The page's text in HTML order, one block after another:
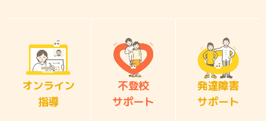
オンライン
指導
不登校
サポート
発達障害
サポート